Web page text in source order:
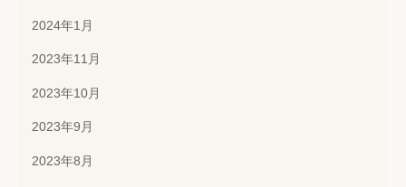
2024年1月
2023年11月
2023年10月
2023年9月
2023年8月